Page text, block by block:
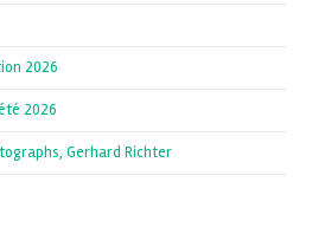
2026
2026
Gerhard Richter